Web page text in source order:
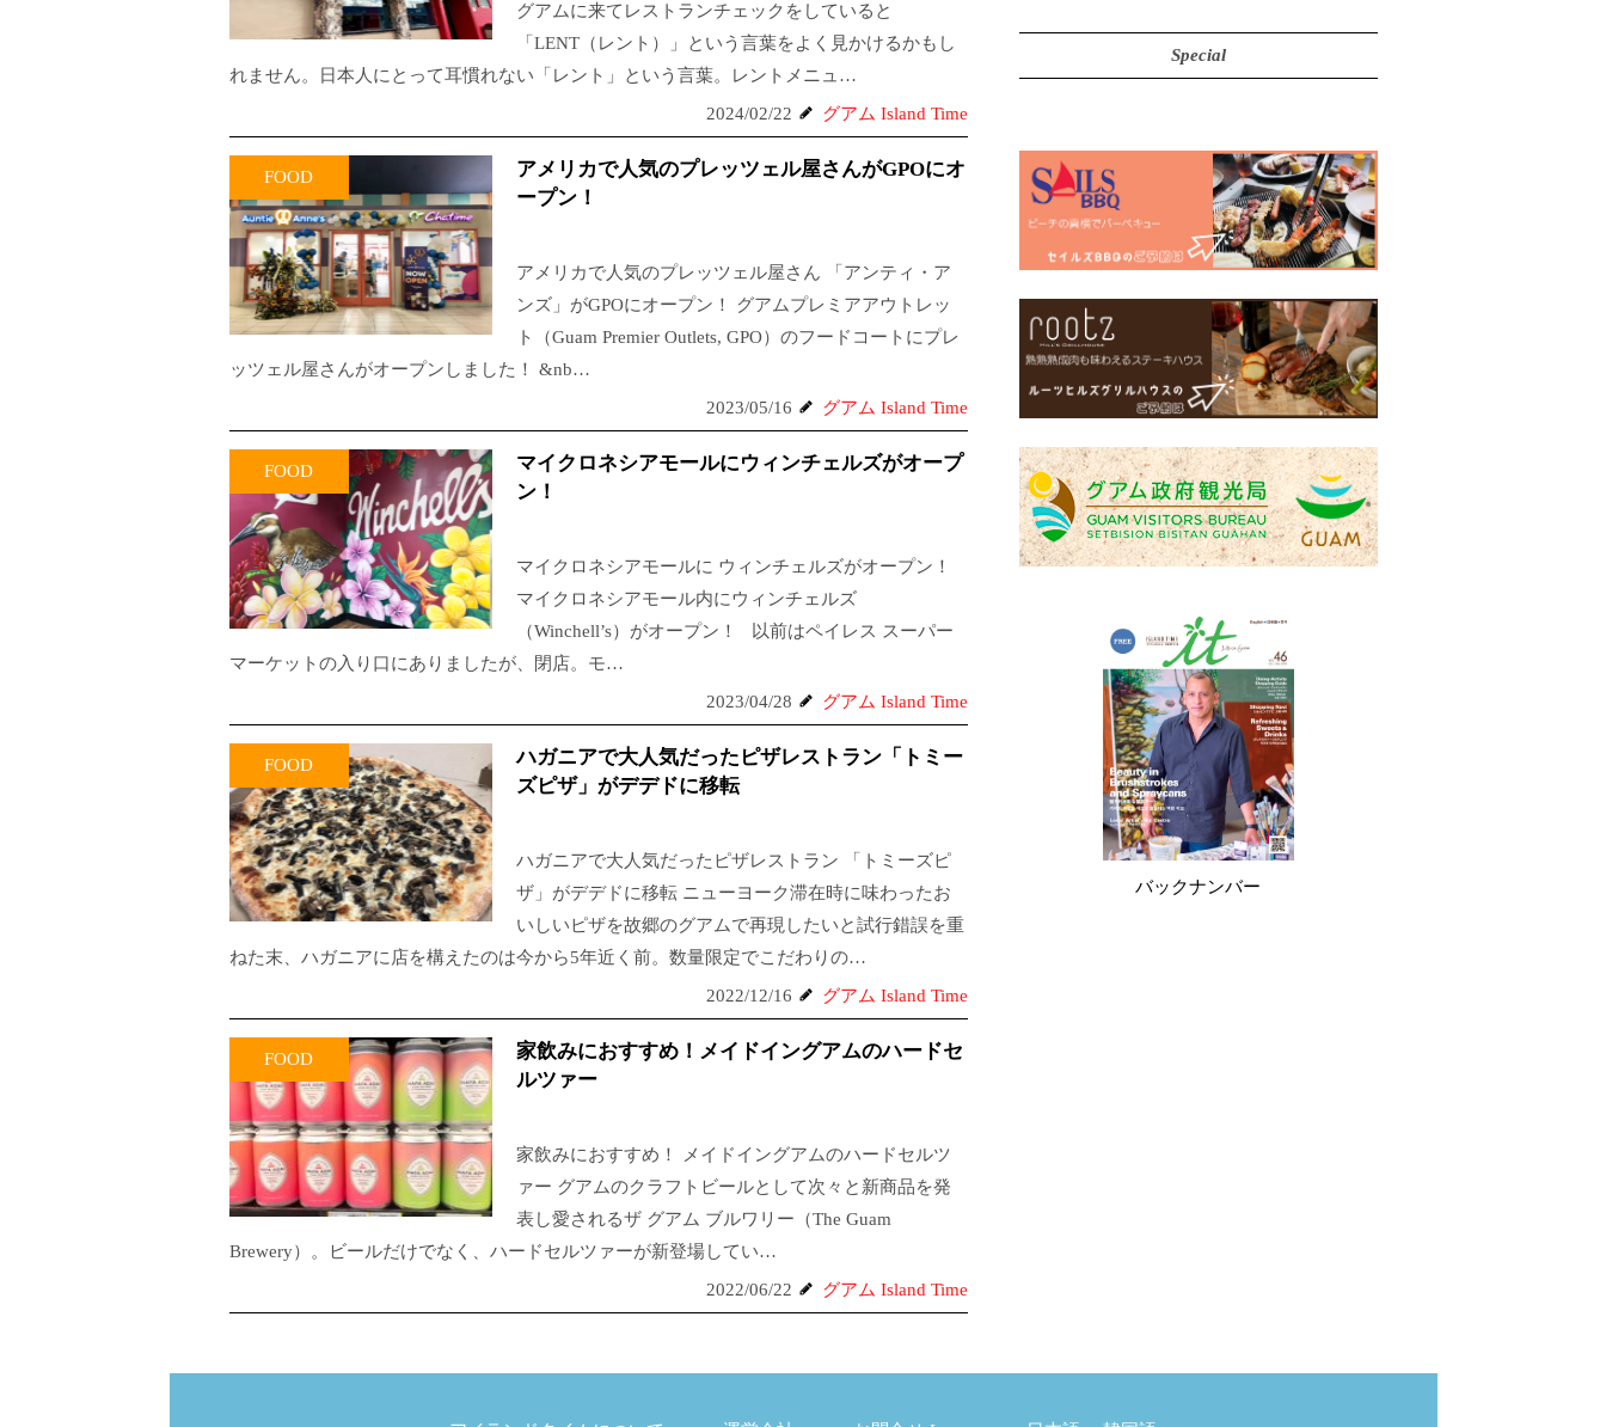
グアムに来てレストランチェックをしていると
「LENT（レント）」という言葉をよく見かけるかもし
れません。日本人にとって耳慣れない「レント」という言葉。レントメニュ…
2024/02/22
グアム Island Time
FOOD
アメリカで人気のプレッツェル屋さんがGPOにオ
ープン！
アメリカで人気のプレッツェル屋さん 「アンティ・ア
ンズ」がGPOにオープン！ グアムプレミアアウトレッ
ト（Guam Premier Outlets, GPO）のフードコートにプレ
ッツェル屋さんがオープンしました！ &nb…
2023/05/16
グアム Island Time
FOOD
マイクロネシアモールにウィンチェルズがオープ
ン！
マイクロネシアモールに ウィンチェルズがオープン！
マイクロネシアモール内にウィンチェルズ
（Winchell’s）がオープン！ 以前はペイレス スーパー
マーケットの入り口にありましたが、閉店。モ…
2023/04/28
グアム Island Time
FOOD
ハガニアで大人気だったピザレストラン「トミー
ズピザ」がデデドに移転
ハガニアで大人気だったピザレストラン 「トミーズピ
ザ」がデデドに移転 ニューヨーク滞在時に味わったお
いしいピザを故郷のグアムで再現したいと試行錯誤を重
ねた末、ハガニアに店を構えたのは今から5年近く前。数量限定でこだわりの…
2022/12/16
グアム Island Time
FOOD
家飲みにおすすめ！メイドイングアムのハードセ
ルツァー
家飲みにおすすめ！ メイドイングアムのハードセルツ
ァー グアムのクラフトビールとして次々と新商品を発
表し愛されるザ グアム ブルワリー（The Guam
Brewery）。ビールだけでなく、ハードセルツァーが新登場してい…
2022/06/22
グアム Island Time
Special
バックナンバー